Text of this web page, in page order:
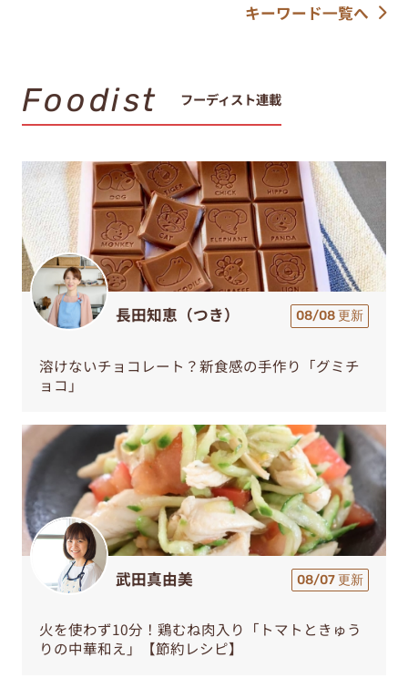
キーワード一覧へ
Foodist フーディスト連載
長田知恵（つき） 08/08 更新
溶けないチョコレート？新食感の手作り「グミチ
ョコ」
武田真由美 08/07 更新
火を使わず10分！鶏むね肉入り「トマトときゅう
りの中華和え」【節約レシピ】